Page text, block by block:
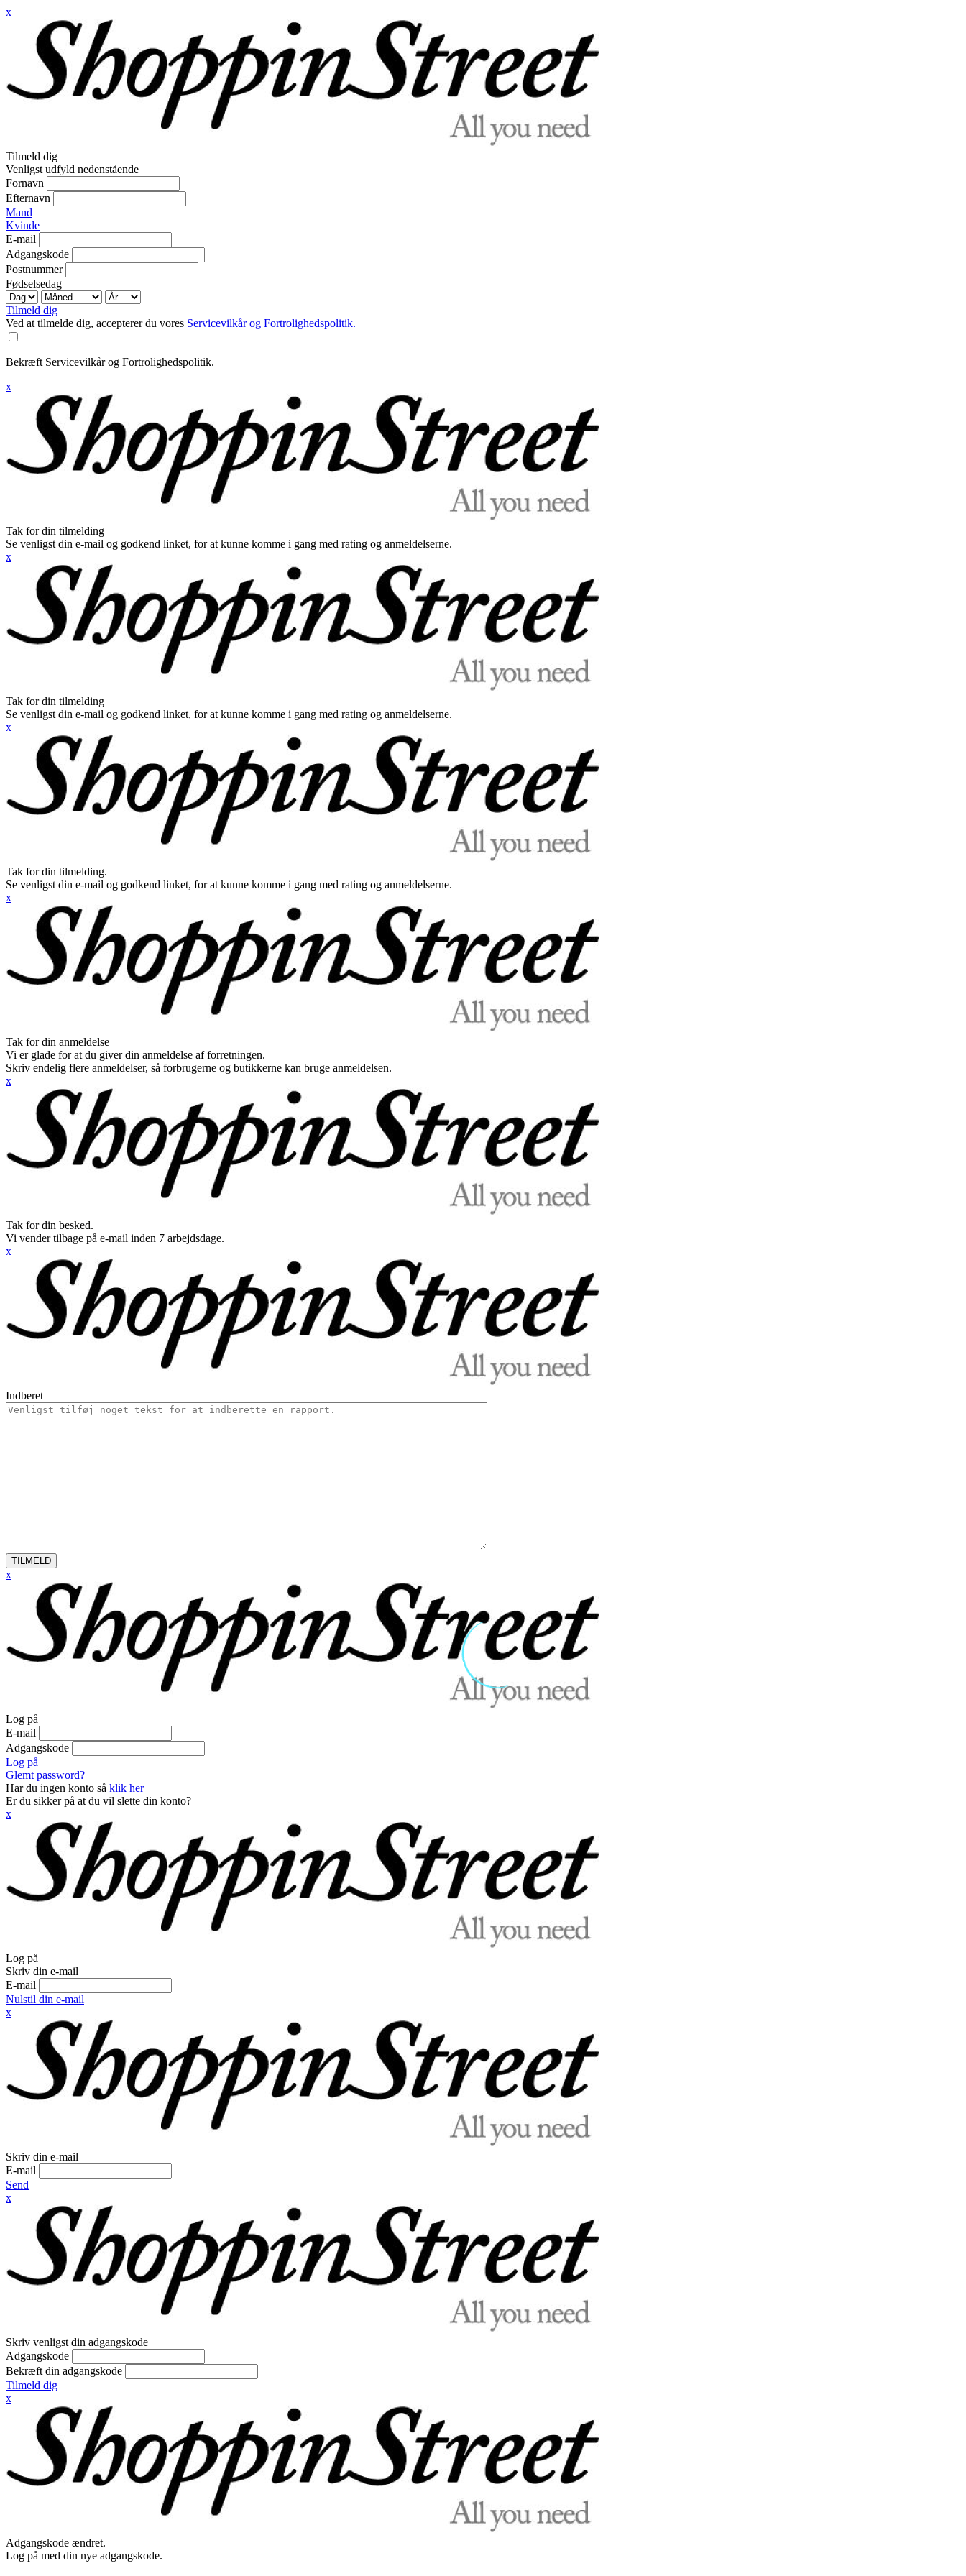
x
Tilmeld dig
Venligst udfyld nedenstående
Fornavn
Efternavn
Mand
Kvinde
E-mail
Adgangskode
Postnummer
Fødselsedag
Tilmeld dig
Ved at tilmelde dig, accepterer du vores Servicevilkår og Fortrolighedspolitik.
Bekræft Servicevilkår og Fortrolighedspolitik.
x
Tak for din tilmelding
Se venligst din e-mail og godkend linket, for at kunne komme i gang med rating og anmeldelserne.
x
Tak for din tilmelding
Se venligst din e-mail og godkend linket, for at kunne komme i gang med rating og anmeldelserne.
x
Tak for din tilmelding.
Se venligst din e-mail og godkend linket, for at kunne komme i gang med rating og anmeldelserne.
x
Tak for din anmeldelse
Vi er glade for at du giver din anmeldelse af forretningen.
Skriv endelig flere anmeldelser, så forbrugerne og butikkerne kan bruge anmeldelsen.
x
Tak for din besked.
Vi vender tilbage på e-mail inden 7 arbejdsdage.
x
Indberet
TILMELD
x
Log på
E-mail
Adgangskode
Log på
Glemt password?
Har du ingen konto så klik her
Er du sikker på at du vil slette din konto?
x
Log på
Skriv din e-mail
E-mail
Nulstil din e-mail
x
Skriv din e-mail
E-mail
Send
x
Skriv venligst din adgangskode
Adgangskode
Bekræft din adgangskode
Tilmeld dig
x
Adgangskode ændret.
Log på med din nye adgangskode.